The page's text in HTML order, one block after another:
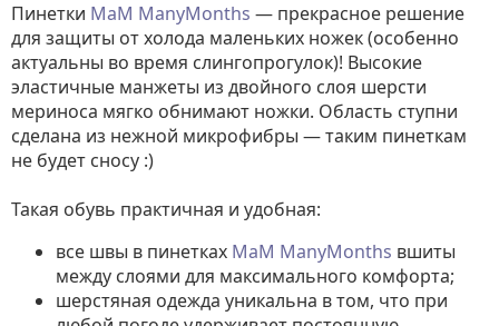
Пинетки МаМ ManyMonths — прекрасное решение
для защиты от холода маленьких ножек (особенно
актуальны во время слингопрогулок)! Высокие
эластичные манжеты из двойного слоя шерсти
мериноса мягко обнимают ножки. Область ступни
сделана из нежной микрофибры — таким пинеткам
не будет сносу :)
Такая обувь практичная и удобная:
все швы в пинетках МаМ ManyMonths вшиты
между слоями для максимального комфорта;
шерстяная одежда уникальна в том, что при